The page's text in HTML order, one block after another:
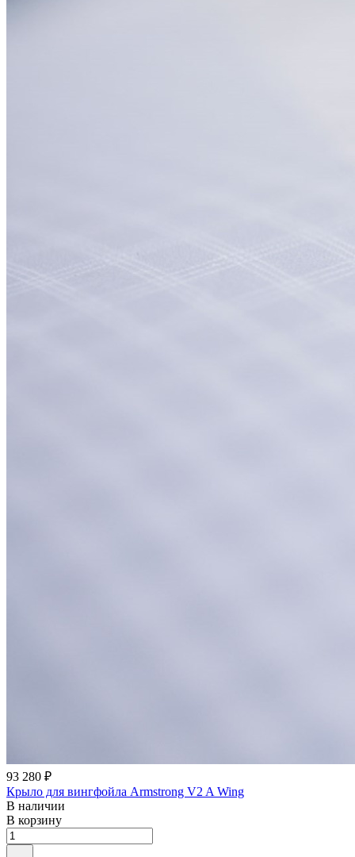
93 280 ₽
Крыло для вингфойла Armstrong V2 A Wing
В наличии
В корзину